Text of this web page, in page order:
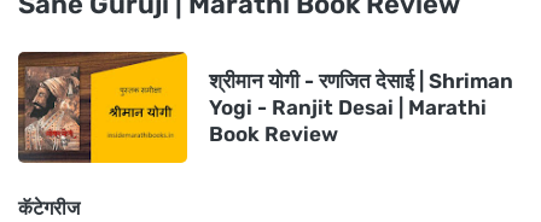
श्रीमान योगी - रणजित देसाई | Shriman
Yogi - Ranjit Desai | Marathi
Book Review
कॅटेगरीज